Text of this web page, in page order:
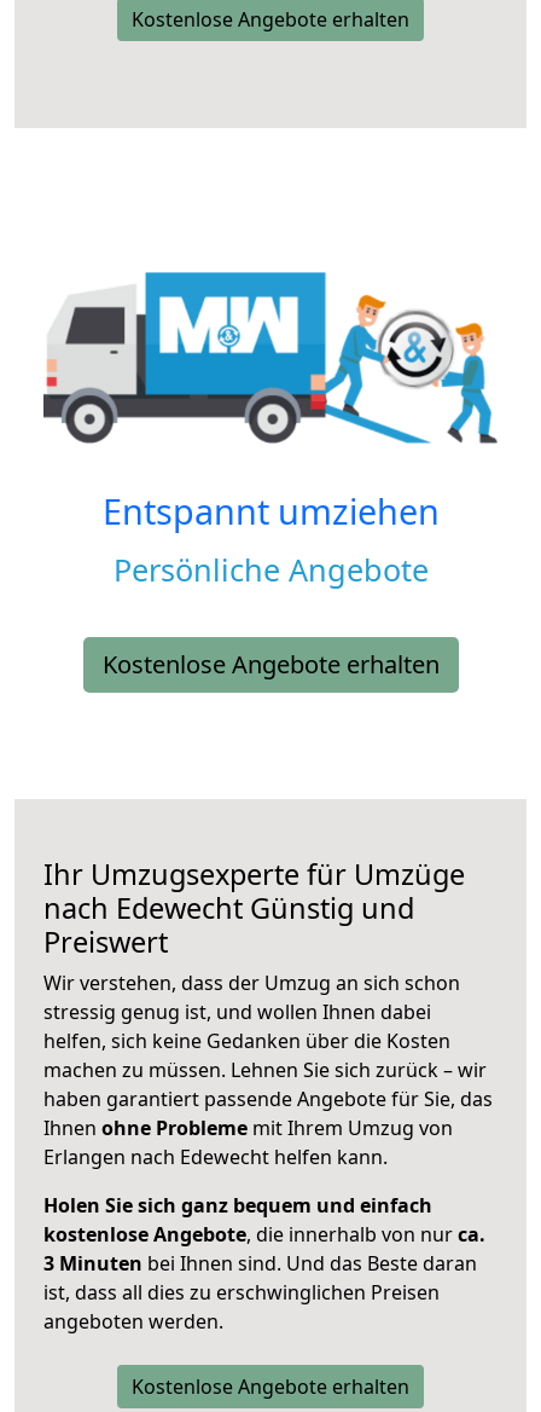
Kostenlose Angebote erhalten
Entspannt umziehen
Persönliche Angebote
Kostenlose Angebote erhalten
Ihr Umzugsexperte für Umzüge
nach Edewecht Günstig und
Preiswert
Wir verstehen, dass der Umzug an sich schon
stressig genug ist, und wollen Ihnen dabei
helfen, sich keine Gedanken über die Kosten
machen zu müssen. Lehnen Sie sich zurück – wir
haben garantiert passende Angebote für Sie, das
Ihnen ohne Probleme mit Ihrem Umzug von
Erlangen nach Edewecht helfen kann.
Holen Sie sich ganz bequem und einfach
kostenlose Angebote, die innerhalb von nurca.
3 Minuten bei Ihnen sind. Und das Beste daran
ist, dass all dies zu erschwinglichen Preisen
angeboten werden.
Kostenlose Angebote erhalten